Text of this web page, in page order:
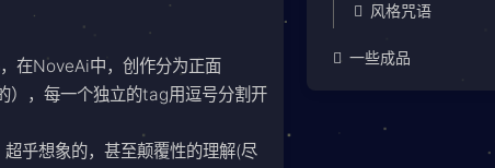
在NoveAi中，创作分为正面
），每一个独立的tag用逗号分割开
乎想象的，甚至颠覆性的理解(尽
风格咒语
一些成品